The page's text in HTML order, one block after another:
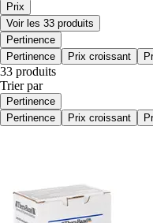
Prix
Voir les 33 produits
Pertinence
Pertinence
Prix croissant
33 produits
Trier par
Pertinence
Pertinence
Prix croissant